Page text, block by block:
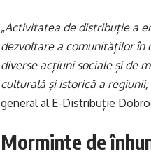
„Activitatea de distribuție a
dezvoltare a comunităților în
diverse acțiuni sociale și de
culturală și istorică a
general al E-Distribuție
Morminte de